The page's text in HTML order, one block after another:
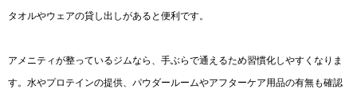
タオルやウェアの貸し出しがあると便利です。
アメニティが整っているジムなら、手ぶらで通えるため習慣化しやすくなりま
す。水やプロテインの提供、パウダールームやアフターケア用品の有無も確認